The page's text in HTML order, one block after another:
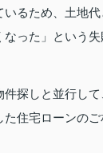
るため、土地
った」という失
探しと並行し
住宅ローンのご